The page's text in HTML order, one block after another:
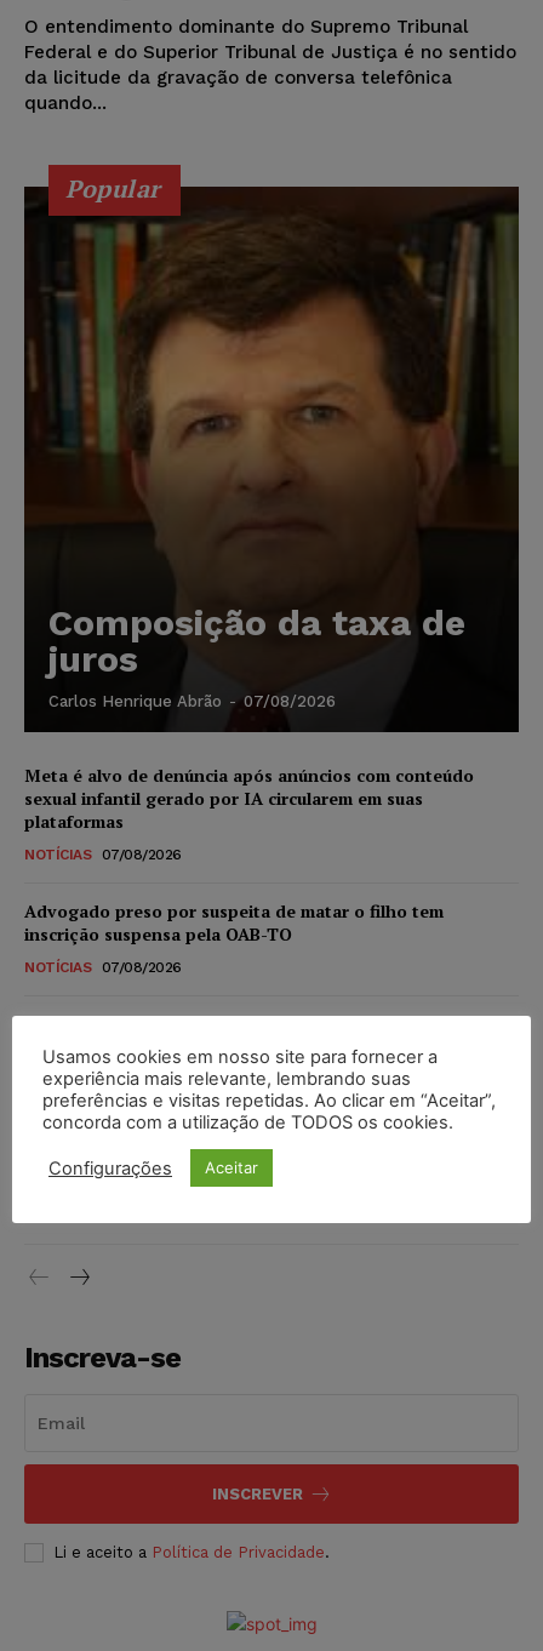
O entendimento dominante do Supremo Tribunal
Federal e do Superior Tribunal de Justiça é no sentido
da licitude da gravação de conversa telefônica
quando...
Popular
Composição da taxa de
juros
Carlos Henrique Abrão - 07/08/2026
Meta é alvo de denúncia após anúncios com conteúdo
sexual infantil gerado por IA circularem em suas
plataformas
NOTÍCIAS 07/08/2026
Advogado preso por suspeita de matar o filho tem
inscrição suspensa pela OAB-TO
NOTÍCIAS 07/08/2026
novos para pessoas com deficiência e autistas de todos os
níveis
DIREITO TRIBUTÁRIO 07/08/2026
Justiça do Trabalho mantém justa causa de empregado que
vendia canetas emagrecedoras no local de trabalho
Inscreva-se
INSCREVER
Li e aceito a Política de Privacidade.
Usamos cookies em nosso site para fornecer a
experiência mais relevante, lembrando suas
preferências e visitas repetidas. Ao clicar em “Aceitar”,
concorda com a utilização de TODOS os cookies.
Configurações Aceitar